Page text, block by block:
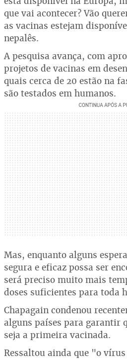
que vai acontecer? Vão
as vacinas estejam
nepalês.
A pesquisa avança, com
projetos de vacinas em
quais cerca de 20 estão na
são testados em humanos.
Mas, enquanto alguns
segura e eficaz possa ser
será preciso muito mais
doses suficientes para toda
Chapagain condenou
alguns países para garantir
seja a primeira vacinada.
Ressaltou ainda que "o